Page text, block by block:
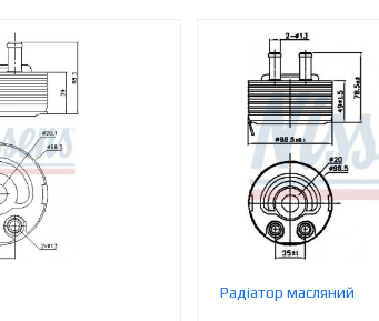
Радіатор масляний